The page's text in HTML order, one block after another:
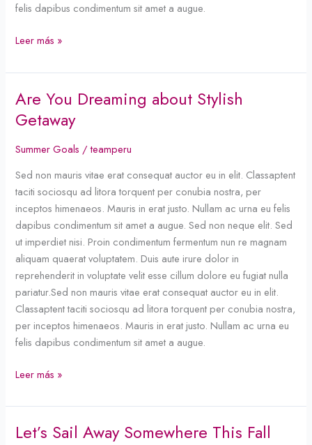
felis dapibus condimentum sit amet a augue.
Leer más »
Are You Dreaming about Stylish
Getaway
Summer Goals /teamperu
Sed non mauris vitae erat consequat auctor eu in elit. Classaptent
taciti sociosqu ad litora torquent per conubia nostra, per
inceptos himenaeos. Mauris in erat justo. Nullam ac urna eu felis
dapibus condimentum sit amet a augue. Sed non neque elit. Sed
ut imperdiet nisi. Proin condimentum fermentum nun re magnam
aliquam quaerat voluptatem. Duis aute irure dolor in
reprehenderit in voluptate velit esse cillum dolore eu fugiat nulla
pariatur.Sed non mauris vitae erat consequat auctor eu in elit.
Classaptent taciti sociosqu ad litora torquent per conubia nostra,
per inceptos himenaeos. Mauris in erat justo. Nullam ac urna eu
felis dapibus condimentum sit amet a augue.
Are
You
Dreaming
about
Getaway
Leer más »
Let’s Sail Away Somewhere This Fall
Let’s